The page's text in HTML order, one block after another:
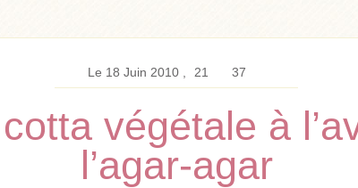
Le 18 Juin 2010 21 37
végétale à
l’agar-agar